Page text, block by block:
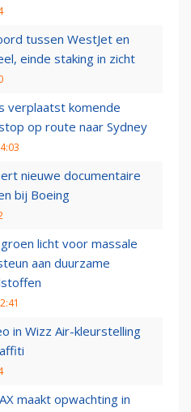
tussen WestJet en
einde staking in zicht
verplaatst komende
op route naar Sydney
nieuwe documentaire
bij Boeing
licht voor massale
aan duurzame
in Wizz Air-kleurstelling
maakt opwachting in